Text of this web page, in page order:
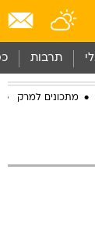
תרבות
מתכונים למרק